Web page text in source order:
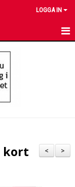
LOGGA IN
>
<
kort